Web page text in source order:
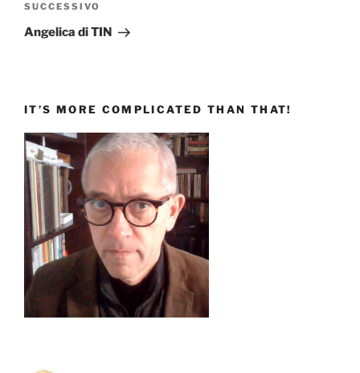
Articolo
successivo
SUCCESSIVO
Angelica di TIN
IT’S MORE COMPLICATED THAN THAT!